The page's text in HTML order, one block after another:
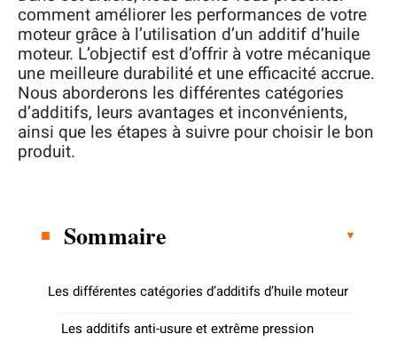
comment améliorer les performances de votre
moteur grâce à l’utilisation d’un additif d’huile
moteur. L’objectif est d’offrir à votre mécanique
une meilleure durabilité et une efficacité accrue.
Nous aborderons les différentes catégories
d’additifs, leurs avantages et inconvénients,
ainsi que les étapes à suivre pour choisir le bon
produit.
Sommaire
Les différentes catégories d’additifs d’huile moteur
Les additifs anti-usure et extrême pression